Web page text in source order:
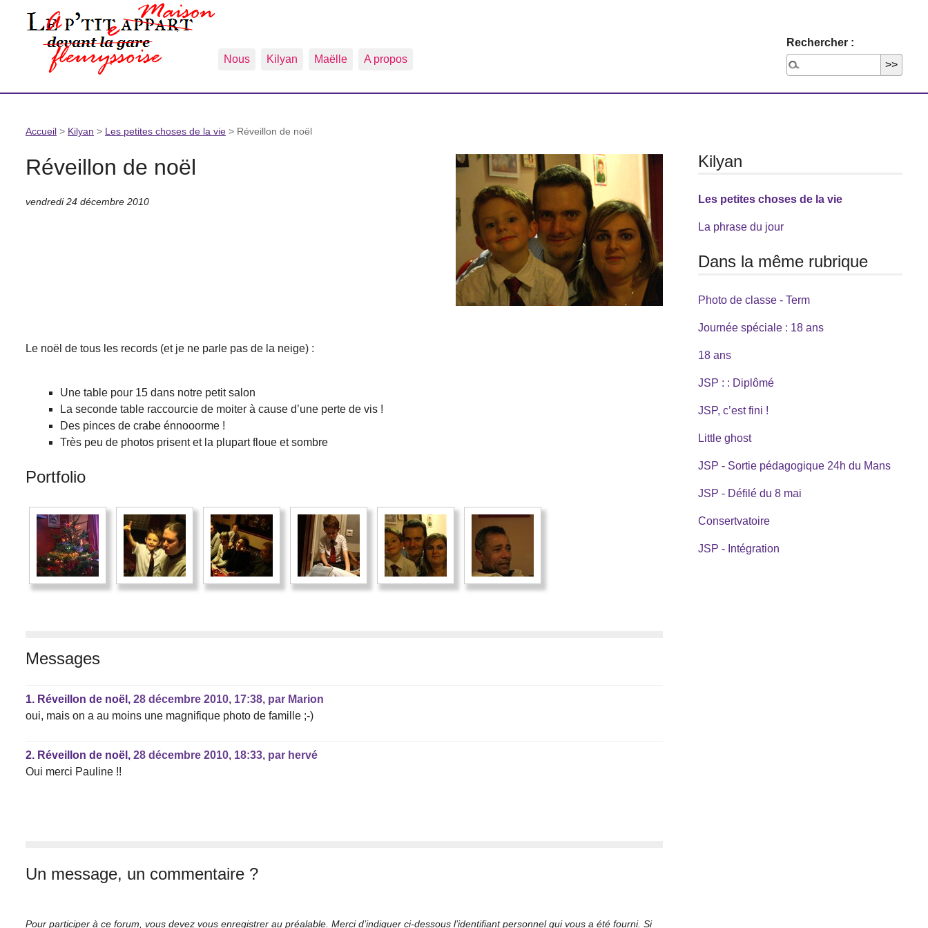
Nous Kilyan Maëlle A propos
Rechercher :
Accueil > Kilyan > Les petites choses de la vie > Réveillon de noël
Réveillon de noël
vendredi 24 décembre 2010
Le noël de tous les records (et je ne parle pas de la neige) :
Une table pour 15 dans notre petit salon
La seconde table raccourcie de moiter à cause d’une perte de vis !
Des pinces de crabe énnooorme !
Très peu de photos prisent et la plupart floue et sombre
Portfolio
Messages
1. Réveillon de noël, 28 décembre 2010, 17:38, par Marion
oui, mais on a au moins une magnifique photo de famille ;-)
2. Réveillon de noël, 28 décembre 2010, 18:33, par hervé
Oui merci Pauline !!
Un message, un commentaire ?
Pour participer à ce forum, vous devez vous enregistrer au préalable. Merci d’indiquer ci-dessous l’identifiant personnel qui vous a été fourni. Si
Kilyan
Les petites choses de la vie
La phrase du jour
Dans la même rubrique
Photo de classe - Term
Journée spéciale : 18 ans
18 ans
JSP : : Diplômé
JSP, c’est fini !
Little ghost
JSP - Sortie pédagogique 24h du Mans
JSP - Défilé du 8 mai
Consertvatoire
JSP - Intégration